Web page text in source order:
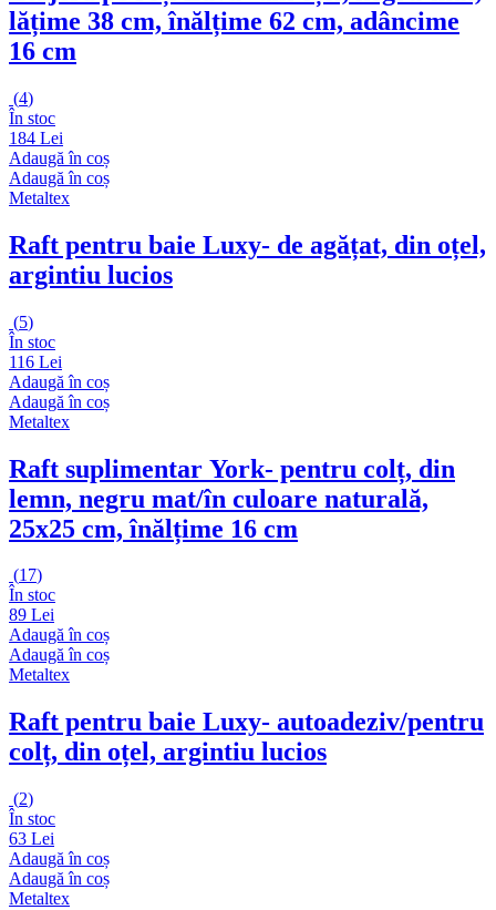
lățime 38 cm, înălțime 62 cm, adâncime
16 cm
(4)
În stoc
184 Lei
Adaugă în coș
Adaugă în coș
Metaltex
Raft pentru baie Luxy- de agățat, din oțel,
argintiu lucios
(5)
În stoc
116 Lei
Adaugă în coș
Adaugă în coș
Metaltex
Raft suplimentar York- pentru colț, din
lemn, negru mat/în culoare naturală,
25x25 cm, înălțime 16 cm
(17)
În stoc
89 Lei
Adaugă în coș
Adaugă în coș
Metaltex
Raft pentru baie Luxy- autoadeziv/pentru
colț, din oțel, argintiu lucios
(2)
În stoc
63 Lei
Adaugă în coș
Adaugă în coș
Metaltex